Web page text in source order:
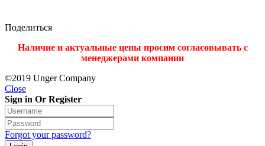
Поделиться
Наличие и актуальные цены просим согласовывать с
менеджерами компании
©2019 Unger Company
Close
Sign in Or Register
Forgot your password?